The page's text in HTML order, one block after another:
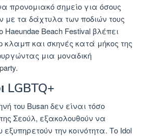
προνομιακό σημείο για όσους
με τα δάχτυλα των ποδιών τους
Beach Festival βλέπει
κλαμπ και σκηνές κατά μήκος της
μια μοναδική
LGBTQ+
του Busan δεν είναι τόσο
Σεούλ, εξακολουθούν να
την κοινότητα. Το Idol